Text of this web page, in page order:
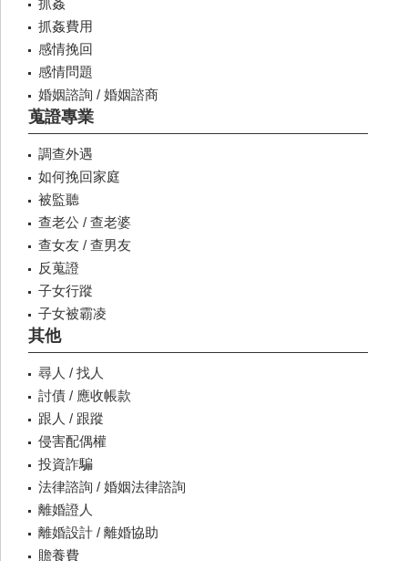
抓姦
抓姦費用
感情挽回
感情問題
婚姻諮詢 / 婚姻諮商
蒐證專業
調查外遇
如何挽回家庭
被監聽
查老公 / 查老婆
查女友 / 查男友
反蒐證
子女行蹤
子女被霸凌
其他
尋人 / 找人
討債 / 應收帳款
跟人 / 跟蹤
侵害配偶權
投資詐騙
法律諮詢 / 婚姻法律諮詢
離婚證人
離婚設計 / 離婚協助
贍養費